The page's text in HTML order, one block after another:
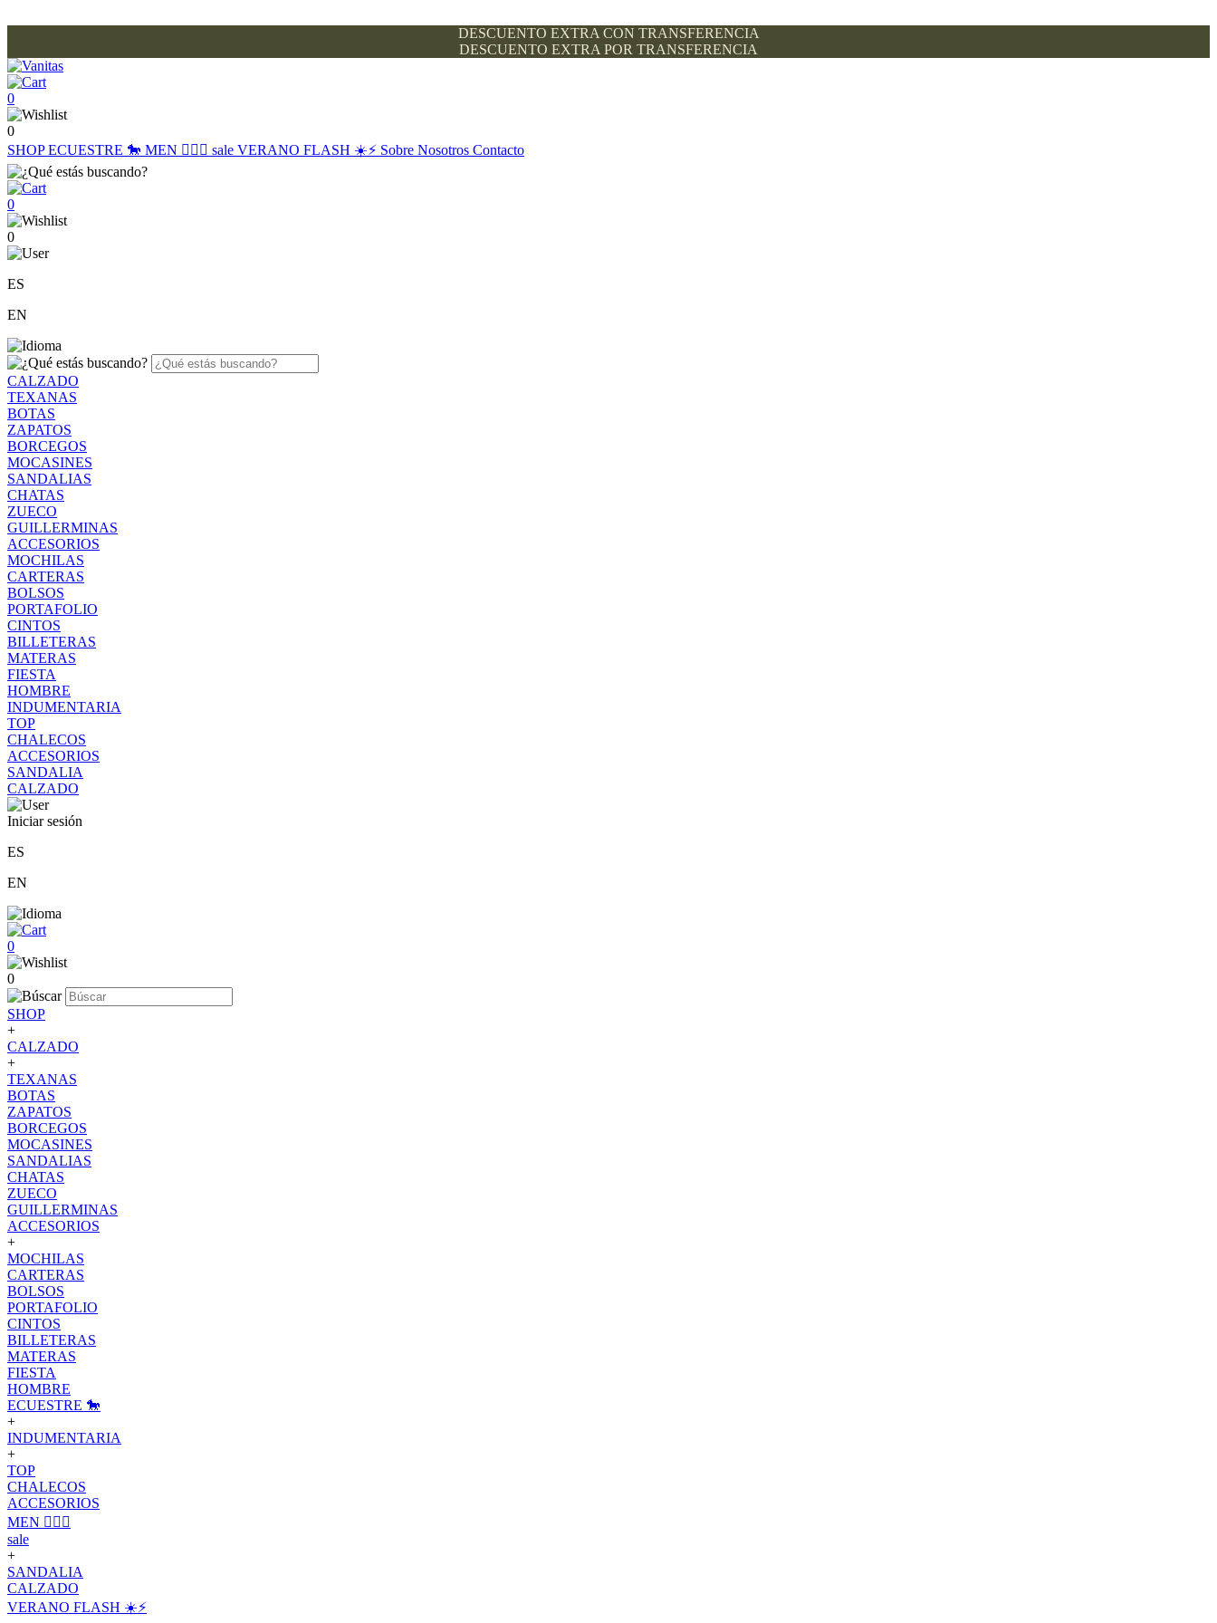
DESCUENTO EXTRA CON TRANSFERENCIA
DESCUENTO EXTRA POR TRANSFERENCIA
0
0
SHOPECUESTRE 🐎 MEN 🙋🏽‍♂️ sale VERANO FLASH ☀️⚡️ Sobre Nosotros Contacto
0
0
ES
EN
CALZADO
TEXANAS
BOTAS
ZAPATOS
BORCEGOS
MOCASINES
SANDALIAS
CHATAS
ZUECO
GUILLERMINAS
ACCESORIOS
MOCHILAS
CARTERAS
BOLSOS
PORTAFOLIO
CINTOS
BILLETERAS
MATERAS
FIESTA
HOMBRE
INDUMENTARIA
TOP
CHALECOS
ACCESORIOS
SANDALIA
CALZADO
Iniciar sesión
ES
EN
0
0
SHOP
+
CALZADO
+
TEXANAS
BOTAS
ZAPATOS
BORCEGOS
MOCASINES
SANDALIAS
CHATAS
ZUECO
GUILLERMINAS
ACCESORIOS
+
MOCHILAS
CARTERAS
BOLSOS
PORTAFOLIO
CINTOS
BILLETERAS
MATERAS
FIESTA
HOMBRE
ECUESTRE 🐎
+
INDUMENTARIA
+
TOP
CHALECOS
ACCESORIOS
MEN 🙋🏽‍♂️
sale
+
SANDALIA
CALZADO
VERANO FLASH ☀️⚡️